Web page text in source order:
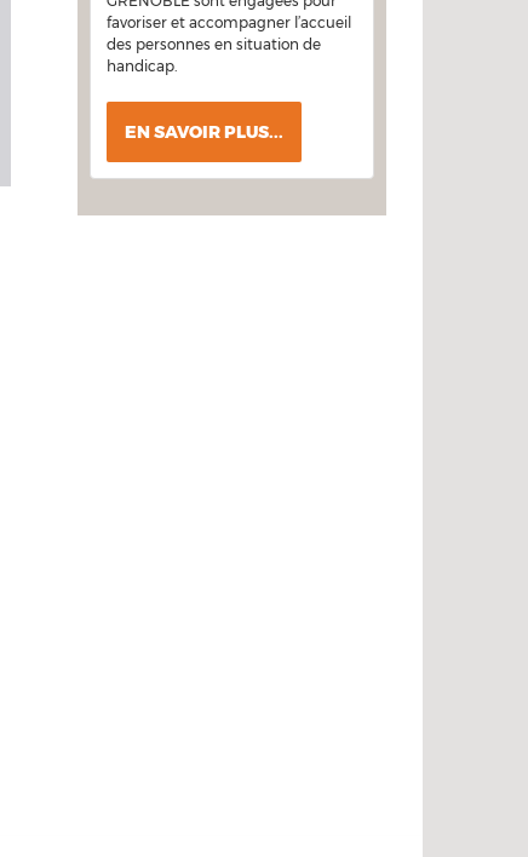
favoriser et accompagner l’accueil
des personnes en situation de
handicap.
EN SAVOIR PLUS...